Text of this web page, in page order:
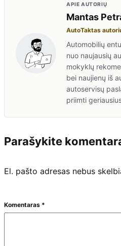
APIE AUTORIŲ
Mantas
AutoTaktas
Automobilių
nuo naujausių
mokyklų
bei naujienų iš
autoservisų
priimti
Parašykite
El. pašto adresas nebus
Komentaras *